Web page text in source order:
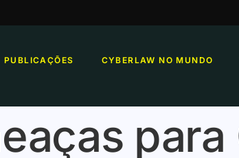
PUBLICAÇÕES CYBERLAW NO MUNDO
para